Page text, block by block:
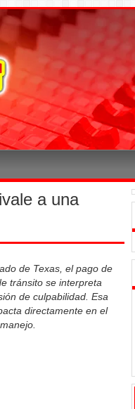
a una
de Texas, el pago de
tránsito se interpreta
de culpabilidad. Esa
directamente en el